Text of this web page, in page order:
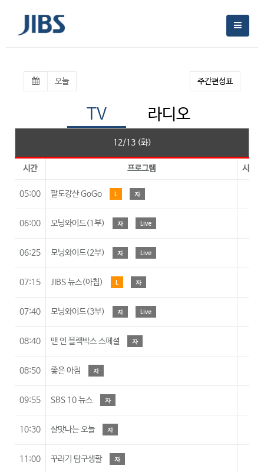
오늘
TV 라디오
주간편성표
12/13 (화)
시간 프로그램 시청
05:00 팔도강산 GoGo L 자
06:00 모닝와이드(1부) 자 Live
06:25 모닝와이드(2부) 자 Live
07:15 JIBS 뉴스(아침) L 자
07:40 모닝와이드(3부) 자 Live
08:40 맨 인 블랙박스 스페셜 자
08:50 좋은 아침 자
09:55 SBS 10 뉴스 자
10:30 살맛나는 오늘 자
11:00 꾸러기 탐구생활 자